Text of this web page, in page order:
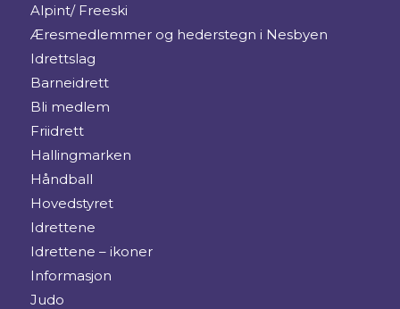
Alpint/ Freeski
Æresmedlemmer og hederstegn i Nesbyen
Idrettslag
Barneidrett
Bli medlem
Friidrett
Hallingmarken
Håndball
Hovedstyret
Idrettene
Idrettene – ikoner
Informasjon
Judo